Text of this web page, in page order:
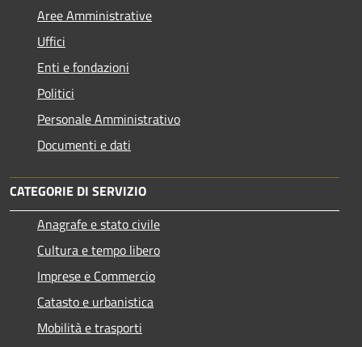
Aree Amministrative
Uffici
Enti e fondazioni
Politici
Personale Amministrativo
Documenti e dati
CATEGORIE DI SERVIZIO
Anagrafe e stato civile
Cultura e tempo libero
Imprese e Commercio
Catasto e urbanistica
Mobilità e trasporti